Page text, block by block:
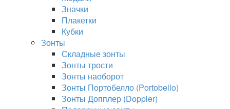
Значки
Плакетки
Кубки
Зонты
Складные зонты
Зонты трости
Зонты наоборот
Зонты Портобелло (Portobello)
Зонты Допплер (Doppler)